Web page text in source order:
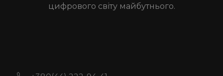
цифрового світу майбутнього.